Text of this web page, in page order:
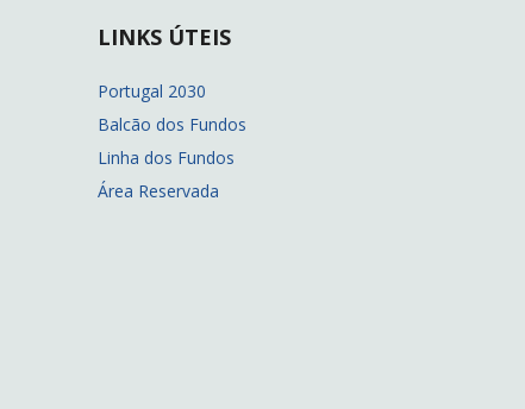
LINKS ÚTEIS
Portugal 2030
Balcão dos Fundos
Linha dos Fundos
Área Reservada